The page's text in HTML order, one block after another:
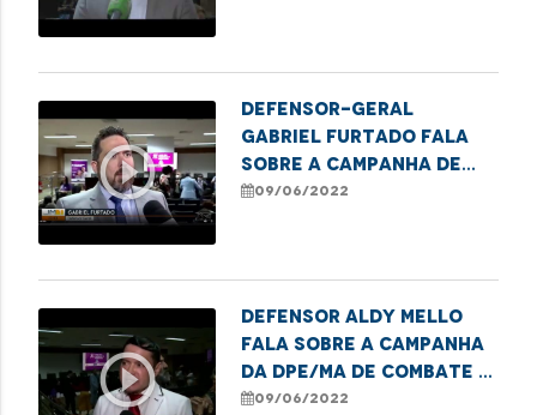
play_circle_outline
Defensor-Geral
Gabriel Furtado fala
sobre a Campanha de
Conscientização da
09/06/2022
play_circle_outline
Defensor Aldy Mello
fala sobre a campanha
da DPE/MA de combate a
violência contra os
09/06/2022